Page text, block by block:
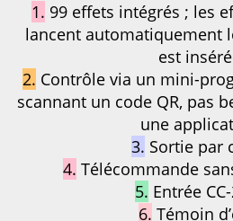
1. 99 effets intégrés ; les
lancent automatiquement
est
2. Contrôle via un mini-
scannant un code QR, pas
une
3. Sortie par
4. Télécommande
5. Entrée
6. Témoin